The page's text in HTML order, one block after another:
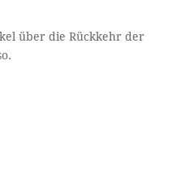
über die Rückkehr der